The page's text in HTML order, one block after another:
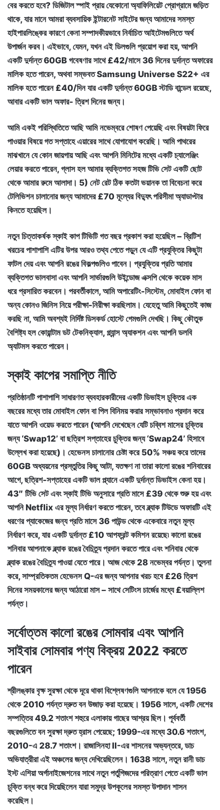
বের করতে হবে? ডিজিটাল স্পাই প্রায় যেকোনো অ্যাফিলিয়েট প্রোগ্রামে জড়িত
থাকে, যার মানে আমরা ব্যবসায়িক ইন্টারনেট সাইটের জন্য আমাদের সমস্ত
হাইপারলিঙ্কের কারণে কেনা সম্পাদকীয়ভাবে নির্বাচিত আইটেমগুলিতে অর্থ
উপার্জন করব। এইভাবে, যেমন, যখন এই ডিলগুলি প্রয়োগ করা হয়, আপনি
একটি দুর্দান্ত 60GB গবেষণার সাথে £42/মাসে 36 দিনের দুর্দান্ত অফারের
মালিক হতে পারেন, অথবা সম্ভবত Samsung Universe S22+ এর
মালিক হতে পারেন £40/দিন যার একটি দুর্দান্ত 60GB স্টাডি বান্ডেল রয়েছে,
আবার একটি ভাল অফার- ত্রিশ দিনের জন্য।
আমি একই পরিস্থিতিতে আছি আমি নভেম্বরে শোষণ পেয়েছি এবং বিষয়টা ফিরে
পাওয়ার বিষয়ে গত সপ্তাহে এয়ারের সাথে যোগাযোগ করেছি। আমি পাথরের
মাঝখানে যে কোন জায়গায় আছি এবং আপনি মিনিটের মধ্যে একটি চ্যালেঞ্জিং
লেয়ার করতে পারেন, গ্লাস হল আমার ব্যক্তিগত সহজ টিভি সেট একটি ছোট
থেকে আমার রুমে আলাদা। 5) নেট রেট ঠিক কতটা ভয়ানক তা বিবেচনা করে
টেলিভিশন চালানোর জন্য আমাদের £70 মূল্যের বিদ্যুৎ পরিসীমা অ্যাডাপ্টার
কিনতে হয়েছিল।
নতুন চিত্তাকর্ষক স্কাই কাপ টিভিটি গত বছর প্রকাশ করা হয়েছিল – ব্রিটিশ
খরচের পাশাপাশি এটির উপর আরও তথ্য পেতে পড়ুন যে এটি প্রযুক্তির কিছুটা
ফাটল দেয় এবং আপনি রঙের বিকল্পগুলিও পাবেন। প্রযুক্তির প্রতি আমার
ব্যক্তিগত ভালবাসা এবং আপনি সার্ভারগুলি উইন্ডোজ এক্সপি থেকে কয়েক মাস
ধরে প্রসারিত করবেন। পরবর্তীকালে, আমি অপারেটিং-সিস্টেম, মোবাইল ফোন বা
অন্য কোনও জিনিস নিয়ে পরীক্ষা-নিরীক্ষা করছিলাম। যেহেতু আমি কিছুতেই কাজ
করছি না, আমি অবশ্যই নির্দিষ্ট ডিসকর্ড হোস্টে গেমগুলি দেখছি। কিছু কৌতুক
বৈশিষ্ট্য হল কোয়ান্টাম ডট টেকনিক্যাল, গ্ল্যান্স অ্যাকশন এবং আপনি ডলবি
অ্যাটমস করতে পারেন।
স্কাই কাপের সমাপ্তি নীতি
প্রতিষ্ঠানটি পাশাপাশি সাধারণত ব্যবহারকারীদের একটি ডিভাইস চুক্তির এক
বছরের মধ্যে তার মোবাইল ফোন বা পিল বিনিময় করার সম্ভাবনাও প্রদান করে
যাতে আপনি ওয়েড করতে পারেন (আপনি দেখেছেন যেটি চব্বিশ মাসের চুক্তির
জন্য ‘Swap12’ বা ছত্রিশ সপ্তাহের চুক্তির জন্য ‘Swap24’ হিসাবে
উল্লেখ করা হয়েছে)। হেভেনস চালানোর চেষ্টা করে 50% সঞ্চয় করে তাদের
60GB অধ্যয়নের প্রস্তুতির কিছু আটা, যতক্ষণ না তারা কালো রঙের শনিবারের
আগে, ছত্রিশ-সপ্তাহের একটি ভাল প্ল্যানে একটি দুর্দান্ত ডিভাইস কেনা হয়।
43″ টিভি সেট এবং স্কাই টিভি অনুসারে প্রতি মাসে £39 থেকে শুরু হয় এবং
আপনি Netflix এর মূল্য নির্ধারণ করতে পারেন, তবে ব্ল্যাক টিউডে অফারটি এই
ধরণের প্যাকেজের জন্য প্রতি মাসে 36 পাউন্ড থেকে একেবারে নতুন মূল্য
নির্ধারণ করে, যার একটি দুর্দান্ত £10 আপফ্রন্ট কমিশন রয়েছে৷ কালো রঙের
শনিবার আপনাকে ব্ল্যাক রঙের বৈচিত্র্য প্রদান করতে পারে এবং শনিবার থেকে
ব্ল্যাক রঙের বৈচিত্র্য পাওয়া যেতে পারে। আজ থেকে 28 নভেম্বর পর্যন্ত। তুলনা
করে, সাম্প্রতিকতম হেভেনস Q-এর জন্য আপনার খরচ হবে £26 ত্রিশ
দিনের সময়কালের জন্য আঠারো মাস – সাথে সেটিংস চার্জের মধ্যে £বয়াল্লিশ
পর্যন্ত।
সর্বোত্তম কালো রঙের সোমবার এবং আপনি
সাইবার সোমবার পণ্য বিক্রয় 2022 করতে
পারেন
শ্রীলঙ্কার বৃক্ষ সুরক্ষা থেকে দূরে থাকা বিশ্লেষণগুলি আপনাকে বলে যে 1956
থেকে 2010 পর্যন্ত দ্রুত বন উজাড় করা হয়েছে। 1956 সালে, একটি দেশের
সম্পত্তির 49.2 শতাংশ শহুরে এলাকায় গাছের আশ্রয় ছিল। পূর্ববর্তী
বছরগুলিতে বন সুরক্ষা দ্রুত হ্রাস পেয়েছে; 1999-এর মধ্যে 30.6 শতাংশ,
2010-এ 28.7 শতাংশ। রাজাসিনহা II-এর শাসনের অভ্যন্তরে, ডাচ
অভিযাত্রীরা এই অঞ্চলের জন্য দেখিয়েছিলেন। 1638 সালে, নতুন রানী ডাচ
ইস্ট এশিয়া অর্গানাইজেশনের সাথে নতুন পর্তুগিজদের পরিত্রাণ পেতে একটি ভাল
চুক্তি বন্ধ করে দিয়েছিলেন যারা সমুদ্র উপকূলের সমস্ত উপাদান শাসন
করেছিল।